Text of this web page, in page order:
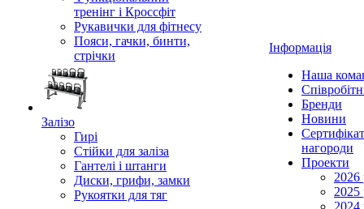
тренінг і Кроссфіт
Рукавички для фітнесу
Пояси, гачки, бинти,
стрічки
Залізо
Гирі
Стійки для заліза
Гантелі і штанги
Диски, грифи, замки
Рукоятки для тяг
Інформація
Наша
Бренди
Новини
нагороди
Проекти
2026
2025
2024